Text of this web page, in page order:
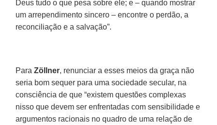
Deus tudo o que pesa sobre ele; e – quando mostrar
um arrependimento sincero – encontre o perdão, a
reconciliação e a salvação”.
ParaZöllner, renunciar a esses meios da graça não
seria bom sequer para uma sociedade secular, na
consciência de que “existem questões complexas
nisso que devem ser enfrentadas com sensibilidade e
argumentos racionais no quadro de uma relação de